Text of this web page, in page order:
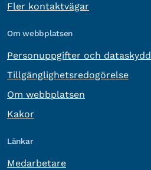
Fler kontaktvägar
Om webbplatsen
Personuppgifter och dataskydd
Tillgänglighetsredogörelse
Om webbplatsen
Kakor
Länkar
Medarbetare